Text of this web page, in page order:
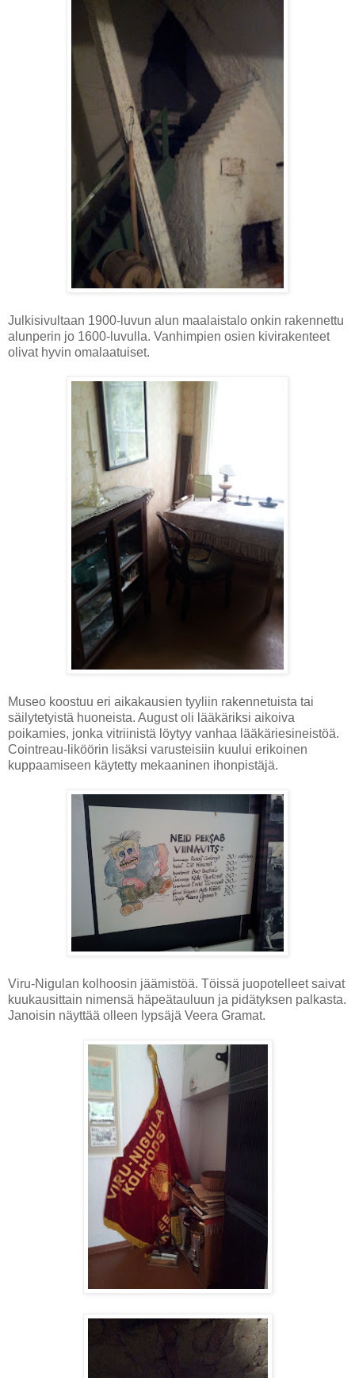
Julkisivultaan 1900-luvun alun maalaistalo onkin rakennettu
alunperin jo 1600-luvulla. Vanhimpien osien kivirakenteet
olivat hyvin omalaatuiset.
Museo koostuu eri aikakausien tyyliin rakennetuista tai
säilytetyistä huoneista. August oli lääkäriksi aikoiva
poikamies, jonka vitriinistä löytyy vanhaa lääkäriesineistöä.
Cointreau-liköörin lisäksi varusteisiin kuului erikoinen
kuppaamiseen käytetty mekaaninen ihonpistäjä.
Viru-Nigulan kolhoosin jäämistöä. Töissä juopotelleet saivat
kuukausittain nimensä häpeätauluun ja pidätyksen palkasta.
Janoisin näyttää olleen lypsäjä Veera Gramat.